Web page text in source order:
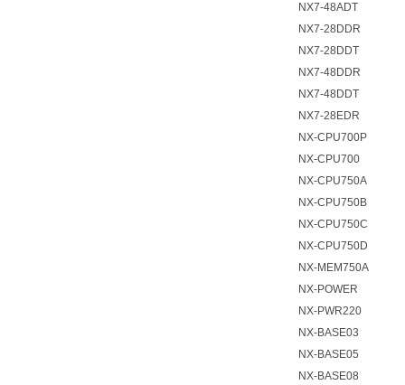
NX7-48ADT
NX7-28DDR
NX7-28DDT
NX7-48DDR
NX7-48DDT
NX7-28EDR
NX-CPU700P
NX-CPU700
NX-CPU750A
NX-CPU750B
NX-CPU750C
NX-CPU750D
NX-MEM750A
NX-POWER
NX-PWR220
NX-BASE03
NX-BASE05
NX-BASE08